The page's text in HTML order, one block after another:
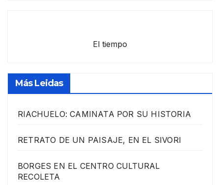
El tiempo
Más Leidas
RIACHUELO: CAMINATA POR SU HISTORIA
RETRATO DE UN PAISAJE, EN EL SIVORI
BORGES EN EL CENTRO CULTURAL
RECOLETA